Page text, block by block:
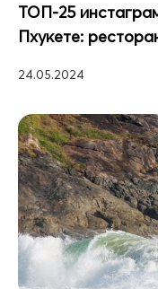
ТОП-25
Пхукете:
24.05.2024